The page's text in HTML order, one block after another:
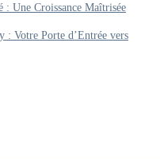
Une Croissance Maîtrisée
: Votre Porte d’Entrée vers